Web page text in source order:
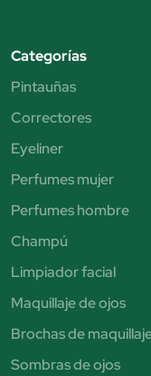
Categorías
Pintauñas
Correctores
Eyeliner
Perfumes mujer
Perfumes hombre
Champú
Limpiador facial
Maquillaje de ojos
Brochas de
Sombras de ojos